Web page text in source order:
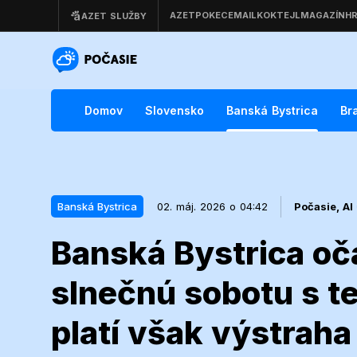
Domov Slovensko Banská Bystrica
Banská Bystrica 02. máj. 2026 o 04:42 Počasie, AI
Banská Bystrica
slnečnú sobotu s
platí však výstraha
Banská Bystrica
Banská